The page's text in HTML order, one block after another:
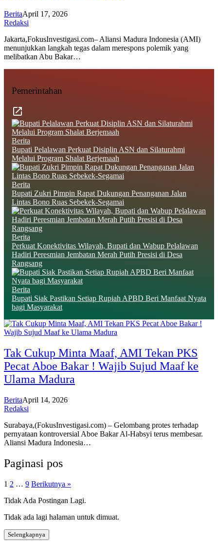
BeritaApril 17, 2026
Redaksi
Jakarta,FokusInvestigasi.com– Aliansi Madura Indonesia (AMI)
menunjukkan langkah tegas dalam merespons polemik yang
melibatkan Abu Bakar…
Pemerintahan
Berita
Bupati Pelalawan Perkuat Disiplin ASN dan Silaturahmi
Melalui Program Shalat Berjemaah
Berita
Bupati Zukri Pimpin Rapat Dukungan Penanganan Jalan
Lintas Bono Ruas Sebekek-Segamai
Berita
Perkuat Konektivitas Wilayah, Bupati dan Wabup Pelalawan
Hadiri Peresmian Jembatan Merah Putih Presisi di Desa
Rangsang
Berita
Bupati Siak Pastikan Setiap Rupiah APBD Beri Manfaat Nyata
bagi Masyarakat
Tak Cukup Minta Maaf, AMI Tekan PKS
Pecat Aboe Bakar ! Wajib Sujud Maaf ke
Ulama Madura
BeritaApril 14, 2026
Redaksi
Surabaya,(FokusInvestigasi.com) – Gelombang protes terhadap
pernyataan kontroversial Aboe Bakar Al-Habsyi terus membesar.
Aliansi Madura Indonesia…
Paginasi pos
1 2 … 9 Berikutnya »
Tidak Ada Postingan Lagi.
Tidak ada lagi halaman untuk dimuat.
Selengkapnya